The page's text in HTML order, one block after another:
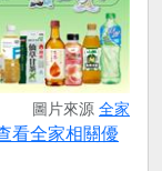
圖片來源 全家
看全家相關優